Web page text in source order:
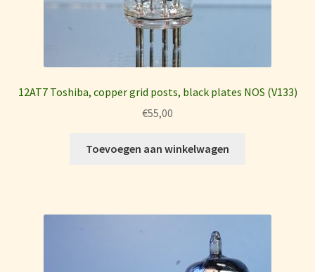
Testing power tubes
Tube Manufacturers of the past
Mullard
12AT7 Toshiba, copper grid posts, black plates NOS (V133)
€55,00
Toevoegen aan winkelwagen